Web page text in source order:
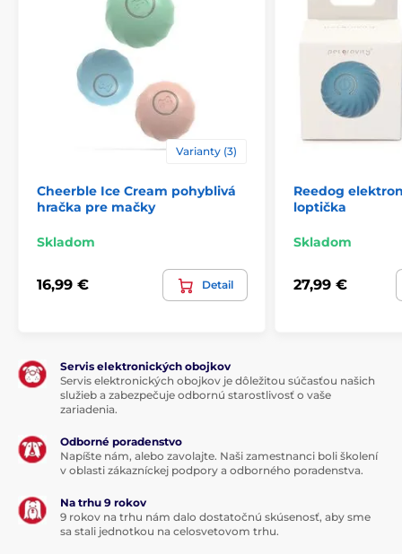
Automatický pohyb
Automatické vyhýbanie sa prekážkam
Dlhá výdrž batérie
Poťah zo syntetických vlákien
1 hodina nabíjania, 4 hodiny hry
Zábavná rolnička v balení
Pre mačky a malé psy
Varianty (3)
Cheerble Ice Cream pohyblivá
hračka pre mačky
Skladom
16,99 € Detail
Reedog
loptička
Skladom
27,99 €
Servis elektronických obojkov
Servis elektronických obojkov je dôležitou súčasťou našich
služieb a zabezpečuje odbornú starostlivosť o vaše
zariadenia.
Odborné poradenstvo
Napíšte nám, alebo zavolajte. Naši zamestnanci boli školení
v oblasti zákazníckej podpory a odborného poradenstva.
Na trhu 9 rokov
9 rokov na trhu nám dalo dostatočnú skúsenosť, aby sme
sa stali jednotkou na celosvetovom trhu.